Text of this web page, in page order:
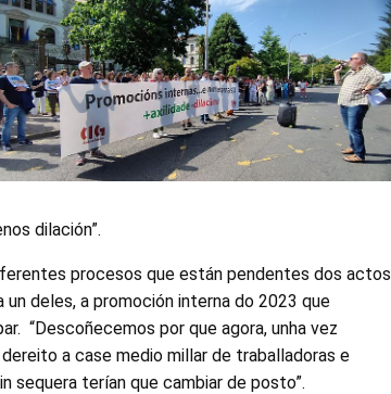
dilación”.
procesos que están pendentes dos actos
deles, a promoción interna do 2023 que
“Descoñecemos por que agora, unha vez
a case medio millar de traballadoras e
sequera terían que cambiar de posto”.